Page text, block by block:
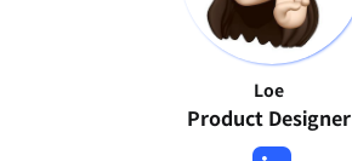
Loe
Product Designer